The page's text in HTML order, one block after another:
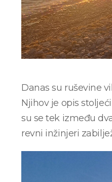
Danas su ruševine
Njihov je opis
su se tek između
revni inžinjeri